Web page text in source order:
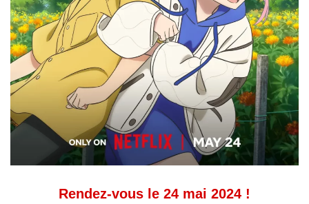
Rendez-vous le 24 mai 2024 !